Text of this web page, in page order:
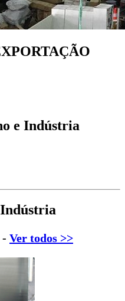
e Indústria
- Ver todos >>